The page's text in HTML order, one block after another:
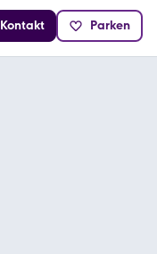
Kontakt Parken